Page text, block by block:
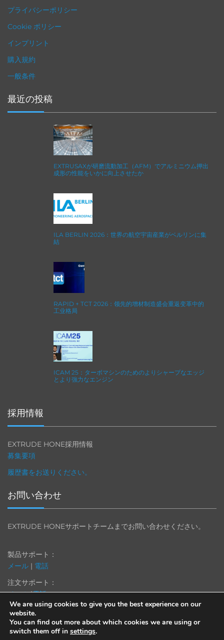
プライバシーポリシー
Cookie ポリシー
インプリント
購入規約
一般条件
最近の投稿
EXTRUSAXが研磨流動加工（AFM）でアルミニウム押出
成形の性能をいかに向上させたか
ILA BERLIN 2026：世界の航空宇宙産業がベルリンに集
結
RAPID + TCT 2026：领先的增材制造盛会重返变革中的
工业格局
ICAM 25：ターボマシンのためのよりシャープなエッジ
とより強力なエンジン
採用情報
EXTRUDE HONE採用情報
募集要項
履歴書をお送りください。
お問い合わせ
EXTRUDE HONEサポートチームまでお問い合わせください。
製品サポート：
メール | 電話
注文サポート：
メール|電話
We are using cookies to give you the best experience on our
website.
You can find out more about which cookies we are using or
switch them off in settings.